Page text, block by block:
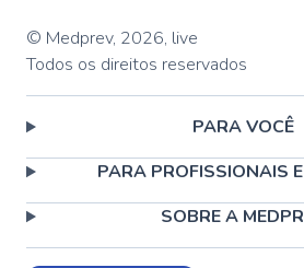
© Medprev, 2026, live
Todos os direitos reservados
PARA VOCÊ
PARA PROFISSIONAIS
SOBRE A